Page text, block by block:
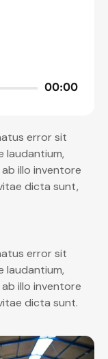
00:00
error sit
laudantium,
illo inventore
dicta sunt,
error sit
laudantium,
illo inventore
dicta sunt.